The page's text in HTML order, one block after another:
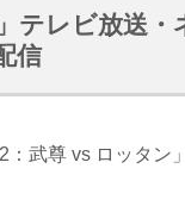
テレビ放送・
信
：武尊 vs ロッタン